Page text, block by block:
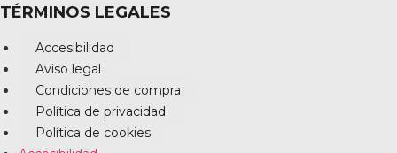
TÉRMINOS LEGALES
Accesibilidad
Aviso legal
Condiciones de compra
Política de privacidad
Política de cookies